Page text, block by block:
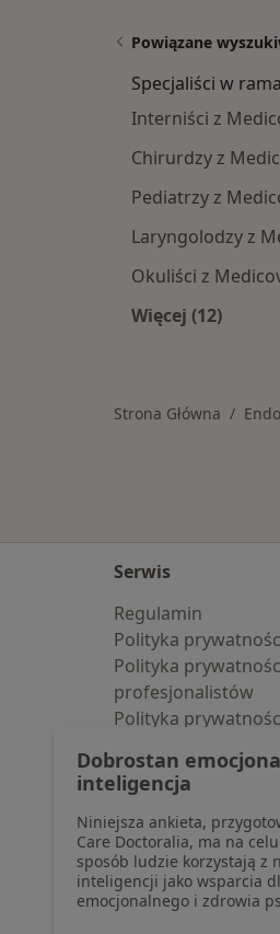
Powiązane
Specjaliści w
Interniści z
Chirurdzy z
Pediatrzy z
Laryngolodzy z
Okuliści z
Więcej (12)
Strona Główna
Serwis
Regulamin
Polityka
Polityka
profesjonalistów
Polityka
pozyskaliśmy
Polityka cookies
Jak działają wyniki
Dostępność
O nas
Praca Rekrutujemy!
Dobrostan
inteligencja
Niniejsza ankieta,
Care Doctoralia, ma na
sposób ludzie korzystają z
inteligencji jako wsparcia
emocjonalnego i zdrowia